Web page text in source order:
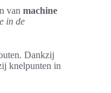
van machine
in de
Dankzij
knelpunten in